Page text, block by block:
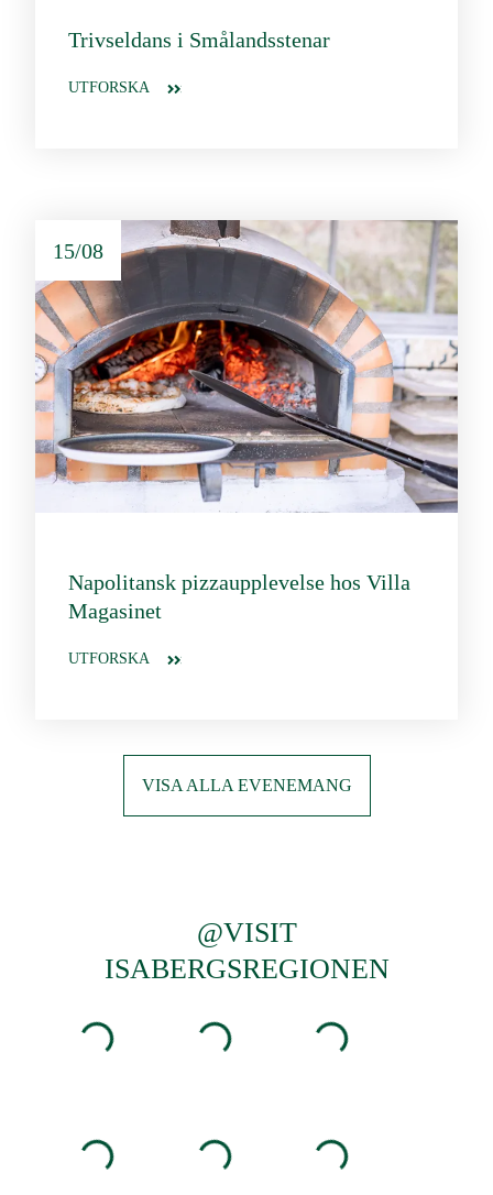
Trivseldans i Smålandsstenar
UTFORSKA
15/08
Napolitansk pizzaupplevelse hos Villa
Magasinet
UTFORSKA
VISA ALLA EVENEMANG
@VISIT
ISABERGSREGIONEN